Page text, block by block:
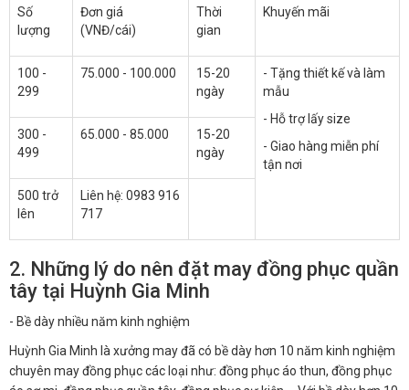
Số
lượng
Đơn giá
(VNĐ/cái)
Thời
gian
Khuyến mãi
100 -
299
75.000 - 100.000
15-20
ngày
- Tặng thiết kế và làm
mẫu
- Hỗ trợ lấy size
- Giao hàng miễn phí
tận nơi
300 -
499
65.000 - 85.000
15-20
ngày
500 trở
lên
Liên hệ: 0983 916
717
2. Những lý do nên đặt may đồng phục quần
tây tại Huỳnh Gia Minh
- Bề dày nhiều năm kinh nghiệm
Huỳnh Gia Minh là xưởng may đã có bề dày hơn 10 năm kinh nghiệm
chuyên may đồng phục các loại như: đồng phục áo thun, đồng phục